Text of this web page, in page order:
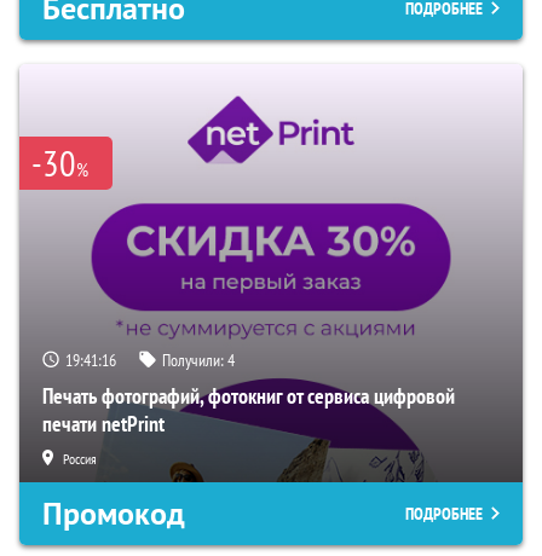
Бесплатно ПОДРОБНЕЕ
-30%
19:41:15 Получили:4
Печать фотографий, фотокниг от сервиса цифровой
печати netPrint
Россия
Промокод ПОДРОБНЕЕ